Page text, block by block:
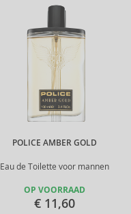
POLICE AMBER GOLD
Eau de Toilette voor mannen
OP VOORRAAD
€ 11,60